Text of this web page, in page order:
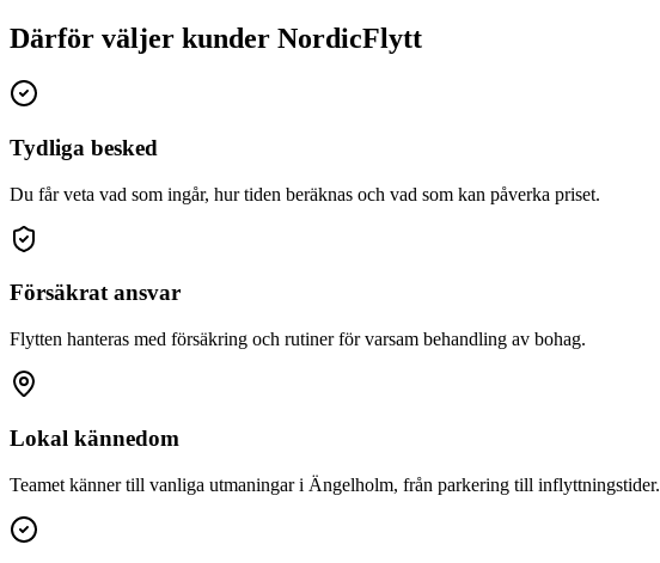
Därför väljer kunder NordicFlytt
Tydliga besked
Du får veta vad som ingår, hur tiden beräknas och vad som kan påverka priset.
Försäkrat ansvar
Flytten hanteras med försäkring och rutiner för varsam behandling av bohag.
Lokal kännedom
Teamet känner till vanliga utmaningar i Ängelholm, från parkering till inflyttningstider.